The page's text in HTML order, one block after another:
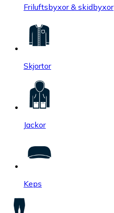
Friluftsbyxor & skidbyxor
Skjortor
Jackor
Keps